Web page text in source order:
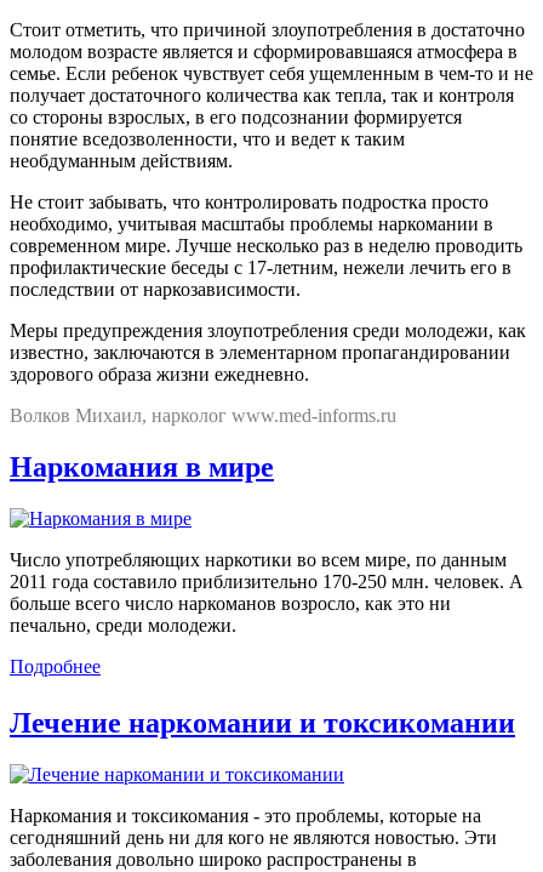
Стоит отметить, что причиной злоупотребления в достаточно
молодом возрасте является и сформировавшаяся атмосфера в
семье. Если ребенок чувствует себя ущемленным в чем-то и не
получает достаточного количества как тепла, так и контроля
со стороны взрослых, в его подсознании формируется
понятие вседозволенности, что и ведет к таким
необдуманным действиям.
Не стоит забывать, что контролировать подростка просто
необходимо, учитывая масштабы проблемы наркомании в
современном мире. Лучше несколько раз в неделю проводить
профилактические беседы с 17-летним, нежели лечить его в
последствии от наркозависимости.
Меры предупреждения злоупотребления среди молодежи, как
известно, заключаются в элементарном пропагандировании
здорового образа жизни ежедневно.
Волков Михаил, нарколог www.med-informs.ru
Наркомания в мире
Число употребляющих наркотики во всем мире, по данным
2011 года составило приблизительно 170-250 млн. человек. А
больше всего число наркоманов возросло, как это ни
печально, среди молодежи.
Подробнее
Лечение наркомании и токсикомании
Наркомания и токсикомания - это проблемы, которые на
сегодняшний день ни для кого не являются новостью. Эти
заболевания довольно широко распространены в